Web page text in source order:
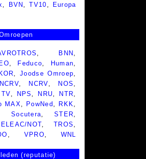
BVN ,TV10
Europa
, BNN ,
EO, Feduco, Human,
,Joodse Omroep,
, NCRV, NOS ,
, NPS , NRU, NTR,
MAX, PowNed , RKK,
Socutera,STER,
NOT,TROS ,
, VPRO, WNL
(reputatie)